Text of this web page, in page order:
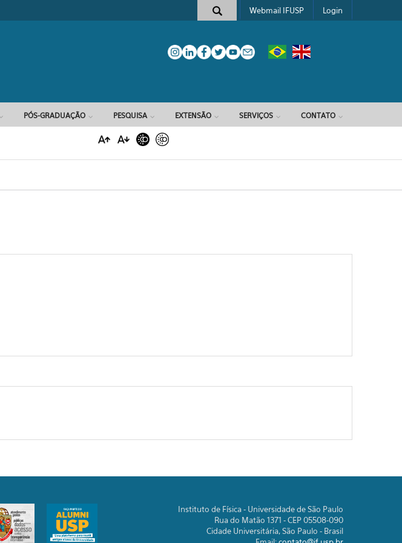
Formulário de busca
Webmail IFUSP Login
PÓS-GRADUAÇÃO PESQUISA EXTENSÃO SERVIÇOS CONTATO
Instituto de Física - Universidade de São Paulo
Rua do Matão 1371 - CEP 05508-090
Cidade Universitária, São Paulo - Brasil